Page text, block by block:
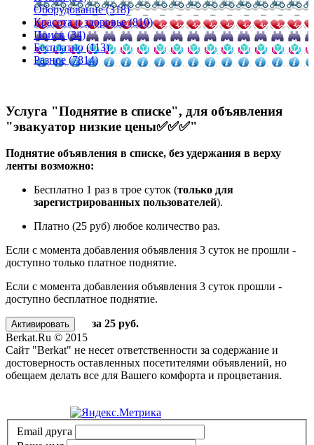
Оборудование (318)
Красота и здоровье (810)
Поиск (34)
Бесплатно (113)
Разное (7814)
Услуга "Поднятие в списке", для объявления
"эвакуатор низкие цены✅️✅️✅️"
Поднятие объявления в списке, без удержания в верху
ленты возможно:
Бесплатно 1 раз в трое суток (только для
зарегистрированных пользователей).
Платно (25 руб) любое количество раз.
Если с момента добавления объявления 3 суток не прошли -
доступно только платное поднятие.
Если с момента добавления объявления 3 суток прошли -
доступно бесплатное поднятие.
за 25 руб.
Berkat.Ru © 2015
Сайт "Berkat" не несет ответственности за содержание и
достоверность оставленных посетителями объявлений, но
обещаем делать все для Вашего комфорта и процветания.
Email друга